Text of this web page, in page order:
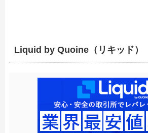
Liquid by Quoine（リキッド）